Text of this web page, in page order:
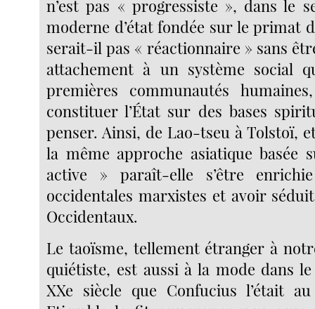
n’est pas « progressiste », dans le
moderne d’état fondée sur le primat
serait-il pas « réactionnaire » sans
attachement à un système social
premières communautés
constituer l’État sur des bases
penser. Ainsi, de Lao-tseu à Tolstoï,
la même approche asiatique basée
active » paraît-elle s’être
occidentales marxistes et avoir
Occidentaux.
Le taoïsme, tellement étranger à
quiétiste, est aussi à la mode dans
XXe siècle que Confucius l’était